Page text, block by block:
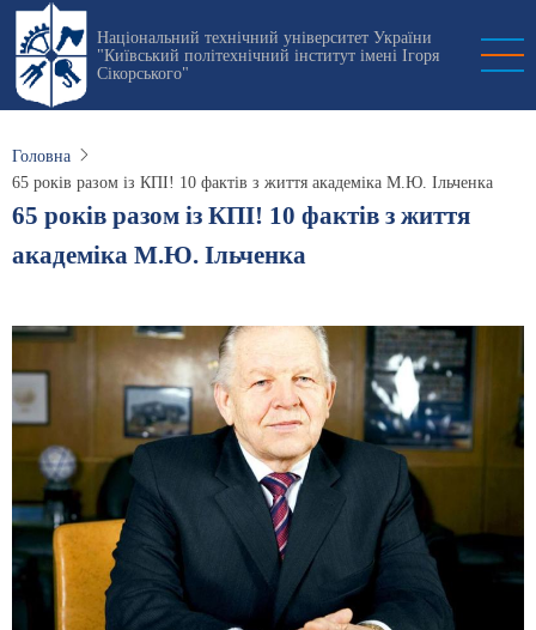
Перейти
основного
вмісту
Національний технічний університет України
"Київський політехнічний інститут імені Ігоря
Сікорського"
Головна
65 років разом із КПІ! 10 фактів з життя академіка М.Ю. Ільченка
65 років разом із КПІ! 10 фактів з життя
академіка М.Ю. Ільченка